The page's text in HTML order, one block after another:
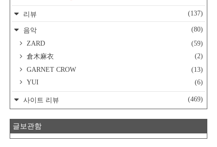
리뷰 (137)
음악
(80)
ZARD
(59)
倉木麻衣
(2)
GARNET CROW
(13)
YUI
(6)
사이트 리뷰 (469)
글보관함